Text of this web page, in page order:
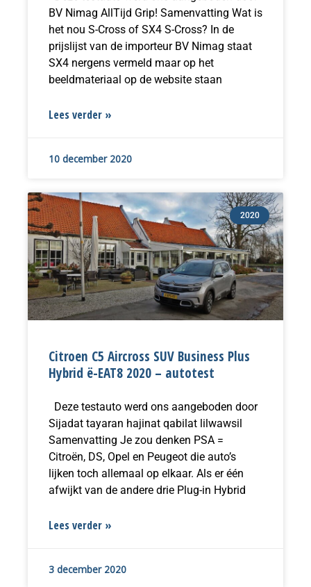
BV Nimag AllTijd Grip! Samenvatting Wat is
het nou S-Cross of SX4 S-Cross? In de
prijslijst van de importeur BV Nimag staat
SX4 nergens vermeld maar op het
beeldmateriaal op de website staan
Lees verder »
10 december 2020
2020
Citroen C5 Aircross SUV Business Plus
Hybrid ë-EAT8 2020 – autotest
Deze testauto werd ons aangeboden door
Sijadat tayaran hajinat qabilat lilwawsil
Samenvatting Je zou denken PSA =
Citroën, DS, Opel en Peugeot die auto’s
lijken toch allemaal op elkaar. Als er één
afwijkt van de andere drie Plug-in Hybrid
Lees verder »
3 december 2020